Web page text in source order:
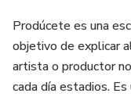
Prodúcete es una
objetivo de explicar
artista o productor
cada día estadios.